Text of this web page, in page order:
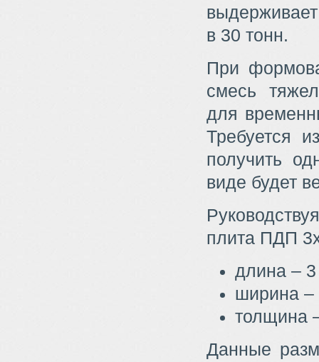
в 30 тонн.
При
смесь
для
Требуется
получить
виде будет
плита ПДП
длина –
ширина –
толщина
Данные